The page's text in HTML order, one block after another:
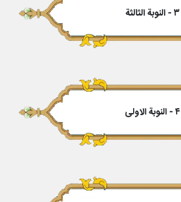
۳ - النوبة الثالثة
۴ - النوبة الاولى